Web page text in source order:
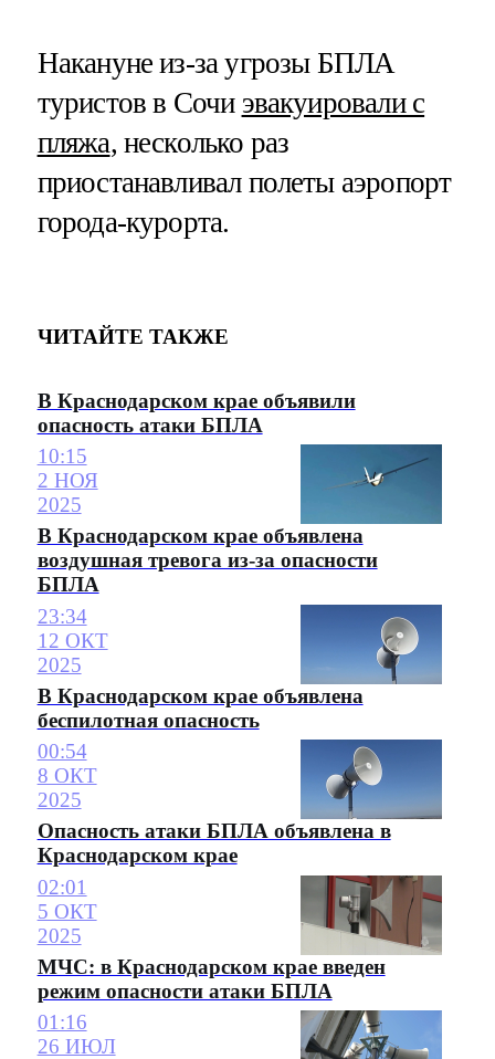
Накануне из-за угрозы БПЛА
туристов в Сочи эвакуировали с
пляжа, несколько раз
приостанавливал полеты аэропорт
города-курорта.
ЧИТАЙТЕ ТАКЖЕ
В Краснодарском крае объявили
опасность атаки БПЛА
10:15
2 НОЯ
2025
В Краснодарском крае объявлена
воздушная тревога из-за опасности
БПЛА
23:34
12 ОКТ
2025
В Краснодарском крае объявлена
беспилотная опасность
00:54
8 ОКТ
2025
Опасность атаки БПЛА объявлена в
Краснодарском крае
02:01
5 ОКТ
2025
МЧС: в Краснодарском крае введен
режим опасности атаки БПЛА
01:16
26 ИЮЛ